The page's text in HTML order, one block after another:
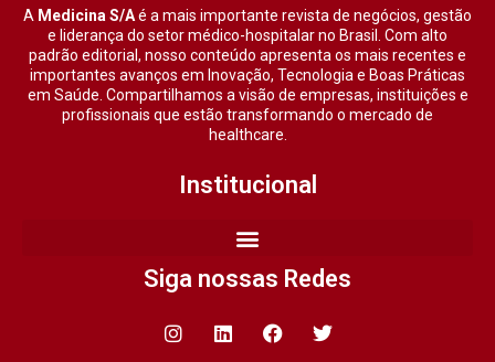
A Medicina S/Aé a mais importante revista de negócios, gestão
e liderança do setor médico-hospitalar no Brasil. Com alto
padrão editorial, nosso conteúdo apresenta os mais recentes e
importantes avanços em Inovação, Tecnologia e Boas Práticas
em Saúde. Compartilhamos a visão de empresas, instituições e
profissionais que estão transformando o mercado de
healthcare.
Institucional
Siga nossas Redes